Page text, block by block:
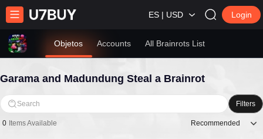
ES | USD Login
Objetos Accounts All Brainrots List
Garama and Madundung Steal a Brainrot
Search Filters
0 Items Available Recommended